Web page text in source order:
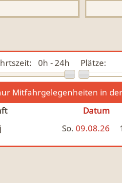
0h - 24h Plätze:
Mitfahrgelegenheiten in
Datum
So. 09.08.26